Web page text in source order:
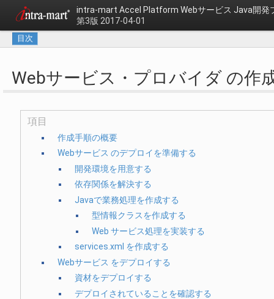
intra-mart Accel Platform Webサービス Java開発
第3版 2017-04-01
目次
Webサービス・プロバイダ の作
項目
作成手順の概要
Webサービス のデプロイを準備する
開発環境を用意する
依存関係を解決する
Javaで業務処理を作成する
型情報クラスを作成する
Web サービス処理を実装する
services.xml を作成する
Webサービス をデプロイする
資材をデプロイする
デプロイされていることを確認する